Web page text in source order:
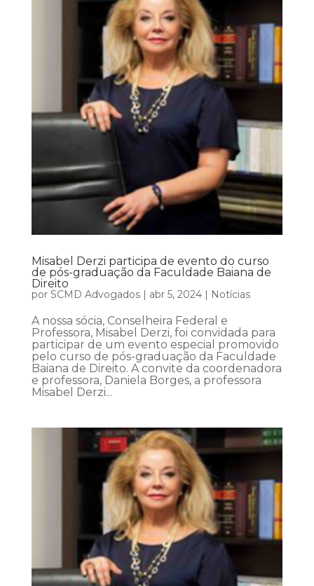
Misabel Derzi participa de evento do curso
de pós-graduação da Faculdade Baiana de
Direito
por SCMD Advogados| abr 5, 2024| Notícias
A nossa sócia, Conselheira Federal e
Professora, Misabel Derzi, foi convidada para
participar de um evento especial promovido
pelo curso de pós-graduação da Faculdade
Baiana de Direito. A convite da coordenadora
e professora, Daniela Borges, a professora
Misabel Derzi...